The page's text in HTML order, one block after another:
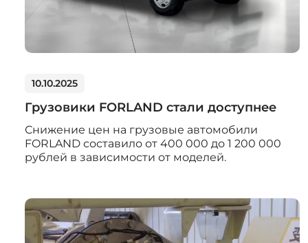
10.10.2025
Грузовики FORLAND стали доступнее
Снижение цен на грузовые автомобили
FORLAND составило от 400 000 до 1 200 000
рублей в зависимости от моделей.